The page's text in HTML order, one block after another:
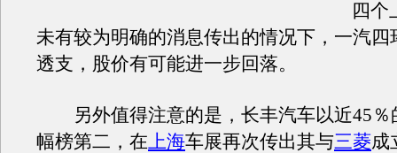
四个
未有较为明确的消息传出的情况下，一汽四
透支，股价有可能进一步回落。
另外值得注意的是，长丰汽车以近45％
幅榜第二，在上海车展再次传出其与三菱成